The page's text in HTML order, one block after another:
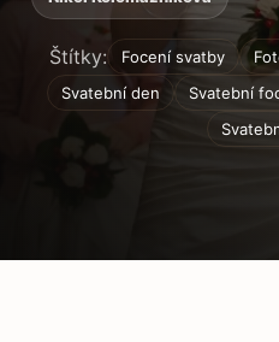
Štítky: Focení svatby
Svatební den
Svatební